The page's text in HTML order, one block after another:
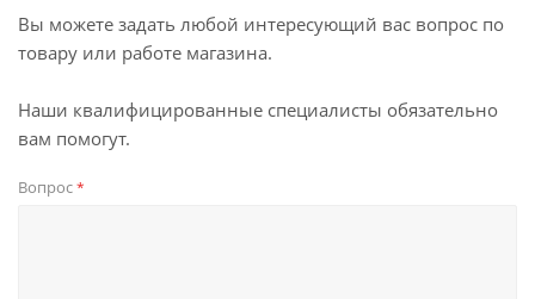
Вы можете задать любой интересующий вас вопрос по
товару или работе магазина.
Наши квалифицированные специалисты обязательно
вам помогут.
Вопрос*